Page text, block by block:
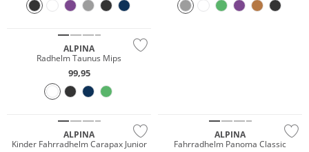
ALPINA
Radhelm Taunus Mips
99,95
ALPINA
Kinder Fahrradhelm Carapax Junior
ALPINA
Fahrradhelm Panoma Classic